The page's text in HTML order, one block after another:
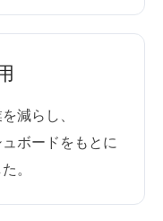
減らし、
ボードをもとに
。